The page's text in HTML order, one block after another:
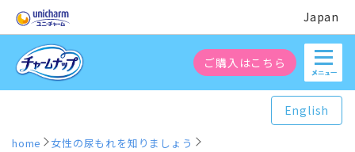
Japan
ご購入はこちら
English
home
女性の尿もれを知りましょう